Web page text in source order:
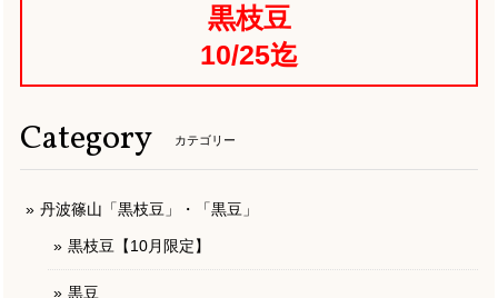
黒枝豆
10/25迄
Category カテゴリー
丹波篠山「黒枝豆」・「黒豆」
黒枝豆【10月限定】
黒豆